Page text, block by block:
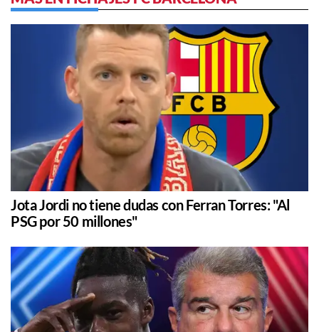
Jota Jordi no tiene dudas con Ferran Torres: "Al
PSG por 50 millones"